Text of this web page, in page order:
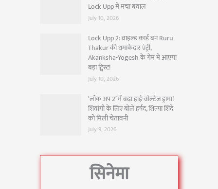
Lock Upp में मचा बवाल
July 10, 2026
Lock Upp 2: वाइल्ड कार्ड बन Ruru
Thakur की धमाकेदार एंट्री,
Akanksha-Yogesh के गेम में आएगा
बड़ा ट्विस्ट!
July 10, 2026
‘लॉक अप 2’ में बढ़ा हाई-वोल्टेज ड्रामा!
शिवांगी के लिए बोले हर्षद, शिल्पा शिंदे
को मिली चेतावनी
July 9, 2026
सिनेमा